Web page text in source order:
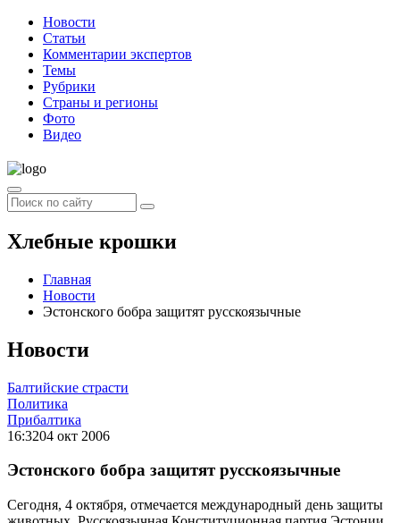
Новости
Статьи
Комментарии экспертов
Темы
Рубрики
Страны и регионы
Фото
Видео
Хлебные крошки
Главная
Новости
Эстонского бобра защитят русскоязычные
Новости
Балтийские страсти
Политика
Прибалтика
16:3204 окт 2006
Эстонского бобра защитят русскоязычные
Сегодня, 4 октября, отмечается международный день защиты